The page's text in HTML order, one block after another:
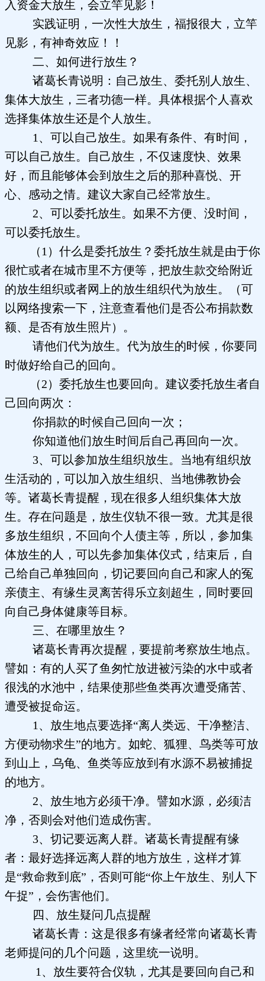
入资金大放生，会立竿见影！
实践证明，一次性大放生，福报很大，立竿
见影，有神奇效应！！
二、如何进行放生？
诸葛长青说明：自己放生、委托别人放生、
集体大放生，三者功德一样。具体根据个人喜欢
选择集体放生还是个人放生。
1、可以自己放生。如果有条件、有时间，
可以自己放生。自己放生，不仅速度快、效果
好，而且能够体会到放生之后的那种喜悦、开
心、感动之情。建议大家自己经常放生。
2、可以委托放生。如果不方便、没时间，
可以委托放生。
（1）什么是委托放生？委托放生就是由于你
很忙或者在城市里不方便等，把放生款交给附近
的放生组织或者网上的放生组织代为放生。（可
以网络搜索一下，注意查看他们是否公布捐款数
额、是否有放生照片）。
请他们代为放生。代为放生的时候，你要同
时做好给自己的回向。
（2）委托放生也要回向。建议委托放生者自
己回向两次：
你捐款的时候自己回向一次；
你知道他们放生时间后自己再回向一次。
3、可以参加放生组织放生。当地有组织放
生活动的，可以加入放生组织、当地佛教协会
等。诸葛长青提醒，现在很多人组织集体大放
生。存在问题是，放生仪轨不很一致。尤其是很
多放生组织，不回向个人债主等，所以，参加集
体放生的人，可以先参加集体仪式，结束后，自
己给自己单独回向，切记要回向自己和家人的冤
亲债主、有缘生灵离苦得乐立刻超生，同时要回
向自己身体健康等目标。
三、在哪里放生？
诸葛长青再次提醒，要提前考察放生地点。
譬如：有的人买了鱼匆忙放进被污染的水中或者
很浅的水池中，结果使那些鱼类再次遭受痛苦、
遭受被捉命运。
1、放生地点要选择“离人类远、干净整洁、
方便动物求生”的地方。如蛇、狐狸、鸟类等可放
到山上，乌龟、鱼类等应放到有水源不易被捕捉
的地方。
2、放生地方必须干净。譬如水源，必须洁
净，否则会对他们造成伤害。
3、切记要远离人群。诸葛长青提醒有缘
者：最好选择远离人群的地方放生，这样才算
是“救命救到底”，否则可能“你上午放生、别人下
午捉”，会伤害他们。
四、放生疑问几点提醒
诸葛长青：这是很多有缘者经常向诸葛长青
老师提问的几个问题，这里统一说明。
1、放生要符合仪轨，尤其是要回向自己和